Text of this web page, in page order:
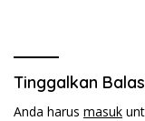
Tinggalkan
Anda harus masuk